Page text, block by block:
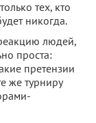
тех, кто
никогда.
людей,
проста:
претензии
же турниру